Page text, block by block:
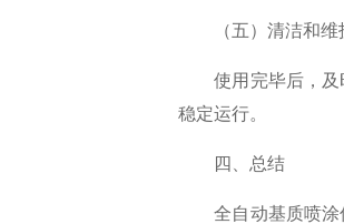
（五）清洁和维
使用完毕后，及时
稳定运行。
四、总结
全自动基质喷涂仪